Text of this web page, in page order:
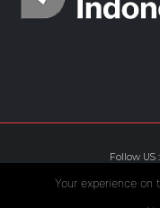
Follow US :
© Copyright
Your experience